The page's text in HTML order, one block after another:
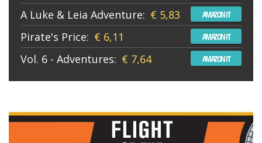
A Luke & Leia Adventure: € 5,83 AMAZON IT
Pirate's Price: € 6,11 AMAZON IT
Vol. 6 - Adventures: € 7,64 AMAZON IT